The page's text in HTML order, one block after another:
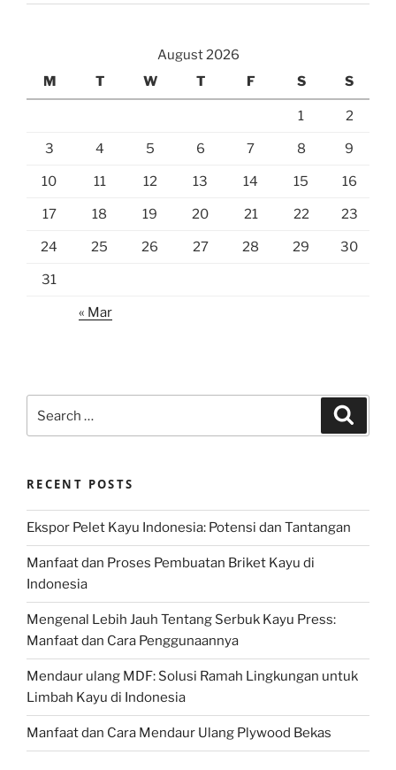
August 2026
M
T W T F S S
1 2
3 4 5 6 7 8 9
10 11 12 13 14 15 16
17 18 19 20 21 22 23
24 25 26 27 28 29 30
31
« Mar
for:
RECENT POSTS
Ekspor Pelet Kayu Indonesia: Potensi dan Tantangan
Manfaat dan Proses Pembuatan Briket Kayu di
Indonesia
Mengenal Lebih Jauh Tentang Serbuk Kayu Press:
Manfaat dan Cara Penggunaannya
Mendaur ulang MDF: Solusi Ramah Lingkungan untuk
Limbah Kayu di Indonesia
Manfaat dan Cara Mendaur Ulang Plywood Bekas